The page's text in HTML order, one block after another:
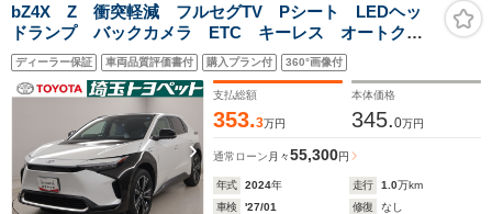
bZ4X Z 衝突軽減 フルセグTV Pシート LEDヘッ
ドランプ バックカメラ ETC キーレス オートクル
ーズコントロール スマートキー ナビ&TV 試乗車
メモリーナビ 記録簿 ミュージックプレイヤー接続可
ディーラー保証 車両品質評価書付 購入プラン付 360°画像付
支払総額
353.3万円
本体価格
345.0万円
通常ローン 月々55,300円
年式 2024年 走行 1.0万km
車検
'27/01 修復
なし